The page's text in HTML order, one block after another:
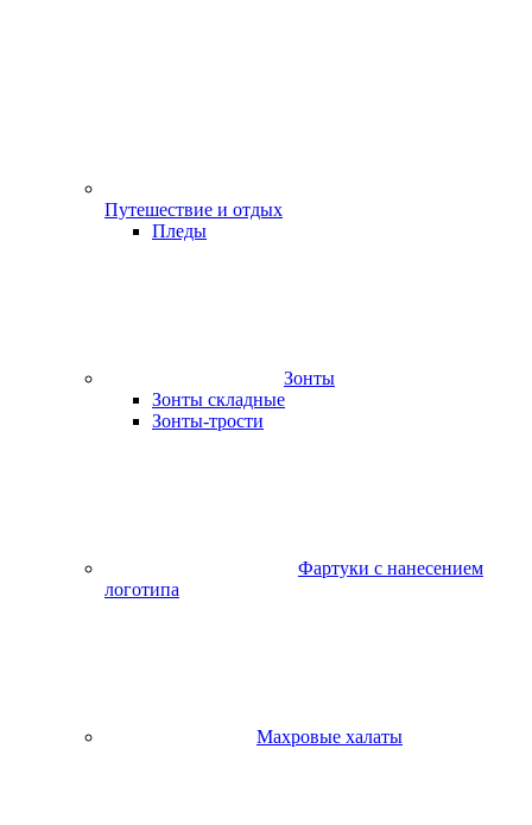
Путешествие и отдых
Пледы
Зонты
Зонты складные
Зонты-трости
Фартуки с нанесением
логотипа
Махровые халаты